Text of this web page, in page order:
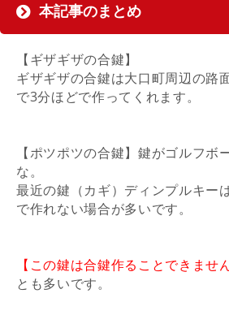
本記事のまとめ
【ギザギザの合鍵】
ギザギザの合鍵は大口町周辺の路
で3分ほどで作ってくれます。
【ポツポツの合鍵】鍵がゴルフボ
な。
最近の鍵（カギ）ディンプルキー
で作れない場合が多いです。
【この鍵は合鍵作ることできません
とも多いです。